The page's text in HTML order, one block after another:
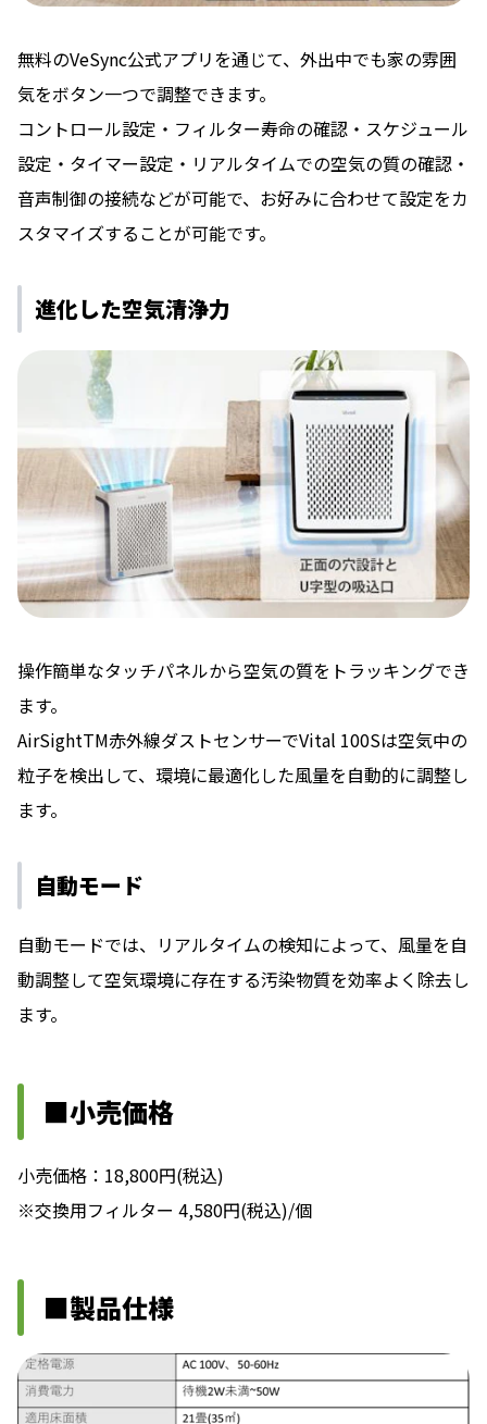
無料のVeSync公式アプリを通じて、外出中でも家の雰囲
気をボタン⼀つで調整できます。
コントロール設定・フィルター寿命の確認・スケジュール
設定・タイマー設定・リアルタイムでの空気の質の確認・
⾳声制御の接続などが可能で、お好みに合わせて設定をカ
スタマイズすることが可能です。
進化した空気清浄力
操作簡単なタッチパネルから空気の質をトラッキングでき
ます。
AirSightTM⾚外線ダストセンサーでVital 100Sは空気中の
粒⼦を検出して、環境に最適化した⾵量を⾃動的に調整し
ます。
⾃動モード
⾃動モードでは、リアルタイムの検知によって、⾵量を⾃
動調整して空気環境に存在する汚染物質を効率よく除去し
ます。
■小売価格
小売価格：18,800円(税込)
※交換用フィルター 4,580円(税込)/個
■製品仕様